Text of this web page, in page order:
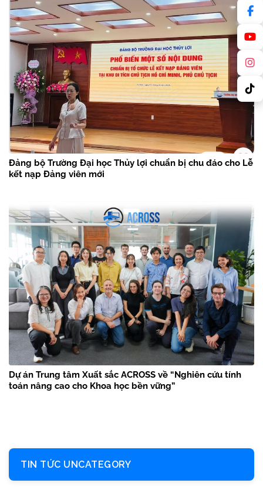
Đảng bộ Trường Đại học Thủy lợi chuẩn bị chu đáo cho Lễ
kết nạp Đảng viên mới
Dự án Trung tâm Xuất sắc ACROSS về “Nghiên cứu tính
toán nâng cao cho Khoa học bền vững”
TIN TỨC UNCATEGORY